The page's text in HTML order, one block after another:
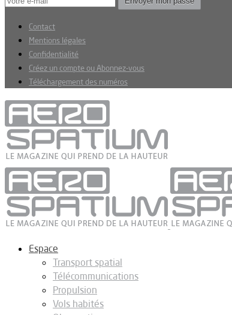
Contact
Mentions légales
Confidentialité
Créez un compte ou Abonnez-vous
Téléchargement des numéros
Espace
Transport spatial
Télécommunications
Propulsion
Vols habités